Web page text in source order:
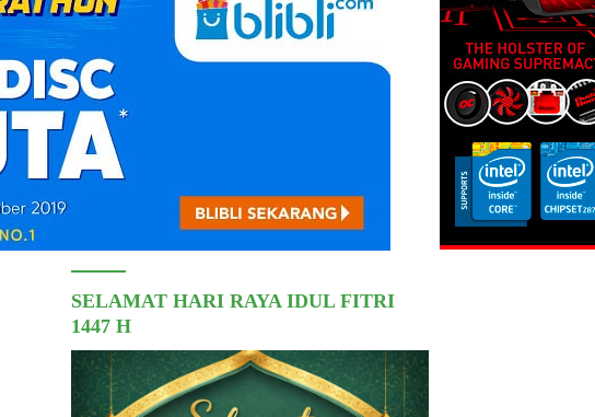
SELAMAT HARI RAYA IDUL FITRI
1447 H